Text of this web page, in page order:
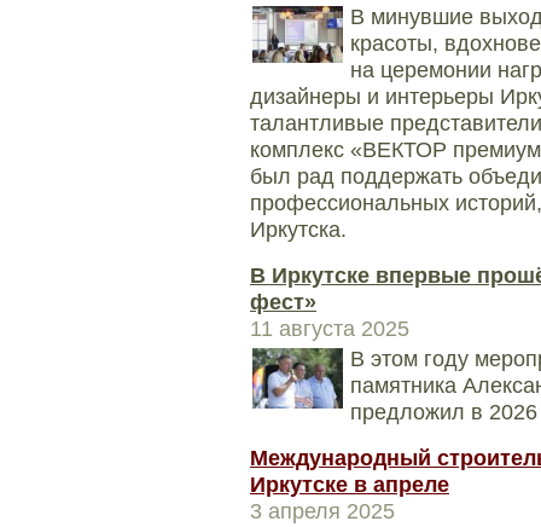
В минувшие
красоты,
на церемонии
дизайнеры и интерьеры
талантливые
комплекс «ВЕКТОР
был рад поддержать
профессиональных
Иркутска.
В Иркутске впервые
фест»
11 августа 2025
В этом году
памятника
предложил в 2026
Международный
Иркутске в апреле
3 апреля 2025